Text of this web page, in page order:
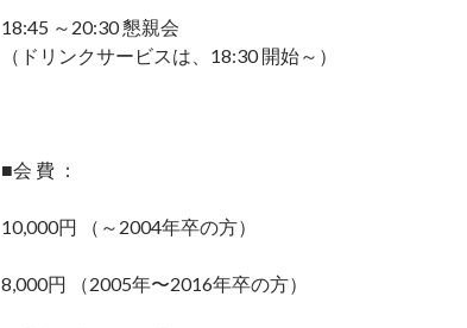
18:45 ～20:30 懇親会
（ドリンクサービスは、18:30 開始～）
■会 費 ：
10,000円 （～2004年卒の方）
8,000円 （2005年〜2016年卒の方）